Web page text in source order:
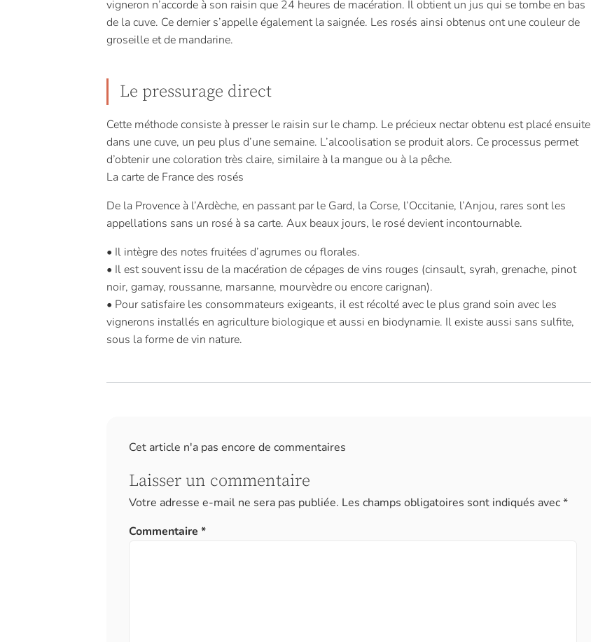
vigneron n’accorde à son raisin que 24 heures de macération. Il obtient un jus qui se tombe en bas
de la cuve. Ce dernier s’appelle également la saignée. Les rosés ainsi obtenus ont une couleur de
groseille et de mandarine.
Le pressurage direct
Cette méthode consiste à presser le raisin sur le champ. Le précieux nectar obtenu est placé ensuite
dans une cuve, un peu plus d’une semaine. L’alcoolisation se produit alors. Ce processus permet
d’obtenir une coloration très claire, similaire à la mangue ou à la pêche.
La carte de France des rosés
De la Provence à l’Ardèche, en passant par le Gard, la Corse, l’Occitanie, l’Anjou, rares sont les
appellations sans un rosé à sa carte. Aux beaux jours, le rosé devient incontournable.
• Il intègre des notes fruitées d’agrumes ou florales.
• Il est souvent issu de la macération de cépages de vins rouges (cinsault, syrah, grenache, pinot
noir, gamay, roussanne, marsanne, mourvèdre ou encore carignan).
• Pour satisfaire les consommateurs exigeants, il est récolté avec le plus grand soin avec les
vignerons installés en agriculture biologique et aussi en biodynamie. Il existe aussi sans sulfite,
sous la forme de vin nature.
Cet article n'a pas encore de commentaires
Laisser un commentaire
Votre adresse e-mail ne sera pas publiée. Les champs obligatoires sont indiqués avec*
Commentaire *